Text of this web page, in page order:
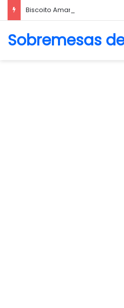
Biscoito Amanteigado
Sobremesas